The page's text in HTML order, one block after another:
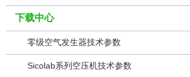
下载中心
零级空气发生器技术参数
Sicolab系列空压机技术参数